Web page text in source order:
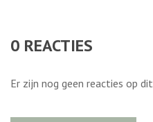
0 REACTIES
Er zijn nog geen reacties op